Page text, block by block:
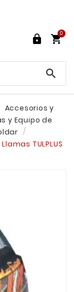
 
0

Accesorios y
y Equipo de
TULPLUS